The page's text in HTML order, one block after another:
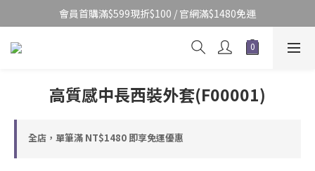
會員首購滿$599現折$100 / 官網滿$1480免運
高質感中長西裝外套(F00001)
全店，單筆滿 NT$1480 即享免運優惠